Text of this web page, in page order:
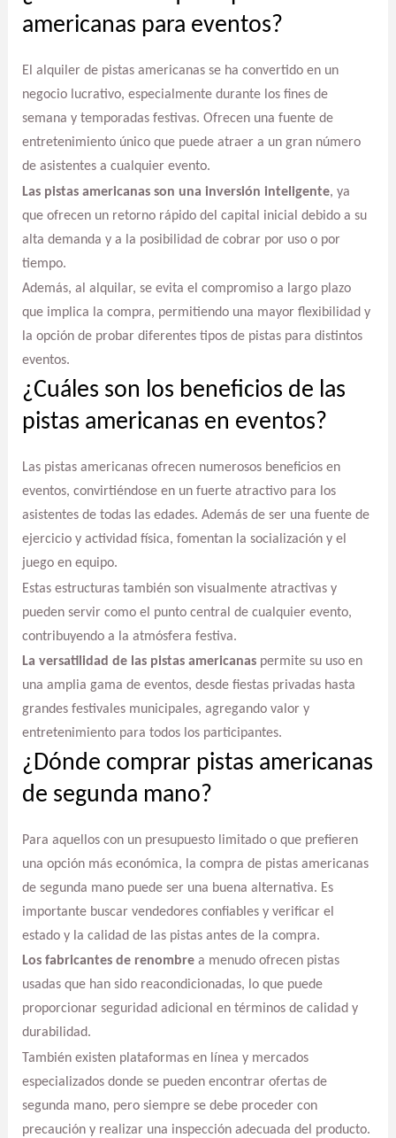
americanas para eventos?
El alquiler de pistas americanas se ha convertido en un
negocio lucrativo, especialmente durante los fines de
semana y temporadas festivas. Ofrecen una fuente de
entretenimiento único que puede atraer a un gran número
de asistentes a cualquier evento.
Las pistas americanas son una inversión inteligente, ya
que ofrecen un retorno rápido del capital inicial debido a su
alta demanda y a la posibilidad de cobrar por uso o por
tiempo.
Además, al alquilar, se evita el compromiso a largo plazo
que implica la compra, permitiendo una mayor flexibilidad y
la opción de probar diferentes tipos de pistas para distintos
eventos.
¿Cuáles son los beneficios de las
pistas americanas en eventos?
Las pistas americanas ofrecen numerosos beneficios en
eventos, convirtiéndose en un fuerte atractivo para los
asistentes de todas las edades. Además de ser una fuente de
ejercicio y actividad física, fomentan la socialización y el
juego en equipo.
Estas estructuras también son visualmente atractivas y
pueden servir como el punto central de cualquier evento,
contribuyendo a la atmósfera festiva.
La versatilidad de las pistas americanaspermite su uso en
una amplia gama de eventos, desde fiestas privadas hasta
grandes festivales municipales, agregando valor y
entretenimiento para todos los participantes.
¿Dónde comprar pistas americanas
de segunda mano?
Para aquellos con un presupuesto limitado o que prefieren
una opción más económica, la compra de pistas americanas
de segunda mano puede ser una buena alternativa. Es
importante buscar vendedores confiables y verificar el
estado y la calidad de las pistas antes de la compra.
Los fabricantes de renombrea menudo ofrecen pistas
usadas que han sido reacondicionadas, lo que puede
proporcionar seguridad adicional en términos de calidad y
durabilidad.
También existen plataformas en línea y mercados
especializados donde se pueden encontrar ofertas de
segunda mano, pero siempre se debe proceder con
precaución y realizar una inspección adecuada del producto.